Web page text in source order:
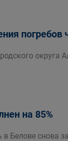
погребов
на 85%
в Белове снова